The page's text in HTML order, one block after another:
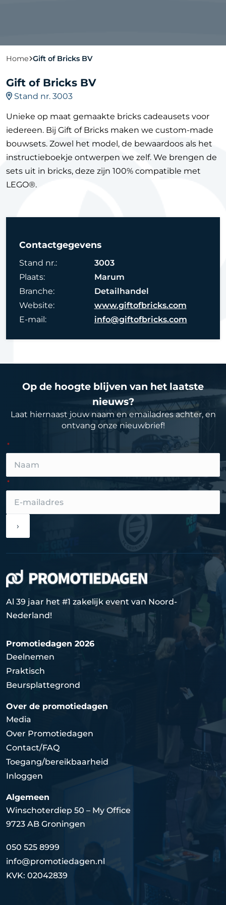
Home Gift of Bricks BV
Gift of Bricks BV
Stand nr. 3003
Unieke op maat gemaakte bricks cadeausets voor
iedereen. Bij Gift of Bricks maken we custom-made
bouwsets. Zowel het model, de bewaardoos als het
instructieboekje ontwerpen we zelf. We brengen de
sets uit in bricks, deze zijn 100% compatible met
LEGO®.
Contactgegevens
Stand nr.:
3003
Plaats:
Marum
Branche:
Detailhandel
Website:
www.giftofbricks.com
E-mail:
info@giftofbricks.com
Op de hoogte blijven van het laatste
nieuws?
Laat hiernaast jouw naam en emailadres achter, en
ontvang onze nieuwbrief!
›
Al 39 jaar het #1 zakelijk event van Noord-
Nederland!
Promotiedagen 2026
Deelnemen
Praktisch
Beursplattegrond
Over de promotiedagen
Media
Over Promotiedagen
Contact/FAQ
Toegang/bereikbaarheid
Inloggen
Algemeen
Winschoterdiep 50 – My Office
9723 AB Groningen
050 525 8999
info@promotiedagen.nl
KVK: 02042839